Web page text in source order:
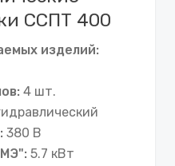
ССПТ 400
изделий:
4 шт.
380 В
5.7 кВт